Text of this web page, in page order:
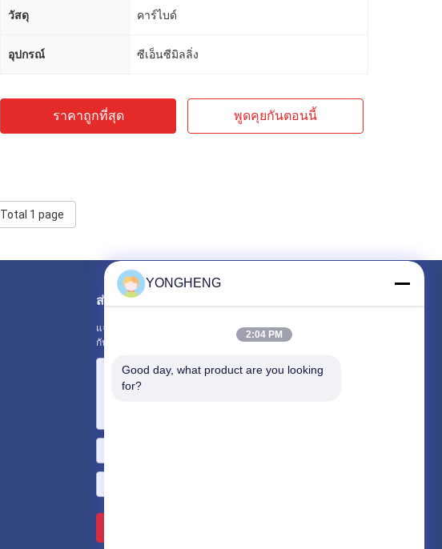
วัสดุ คาร์ไบด์
อุปกรณ์ ซีเอ็นซีมิลลิ่ง
ราคาถูกที่สุด พูดคุยกันตอนนี้
Total 1 page
ส่งจดหมายถึงเรา
แจ้งให้เราทราบความต้องการของคุณ เราจะเชื่อมต่อผลิตภัณฑ์ที่ดีที่สุด
กับคุณ
YONGHENG
2:04 PM
Good day, what product are you looking
for?